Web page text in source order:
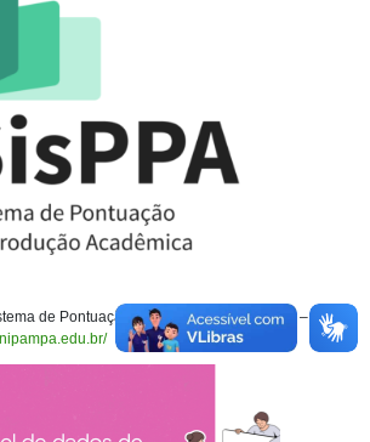
de Pontuação da Produção Acadêmica –